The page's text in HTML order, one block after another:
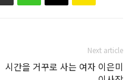
Next article
시간을 거꾸로 사는 여자 이은미